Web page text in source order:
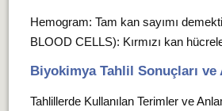
Hemogram: Tam kan sayımı
BLOOD CELLS): Kırmızı kan
Biyokimya Tahlil Sonuçları ve
Tahlillerde Kullanılan Terimler ve